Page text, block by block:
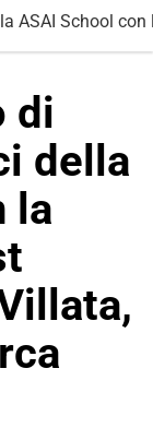
ASAI School
di
della
la